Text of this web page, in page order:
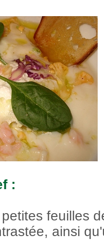
:
feuilles
ainsi